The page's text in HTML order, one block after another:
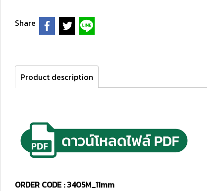
Share
Product description
ORDER CODE : 3405M_11mm